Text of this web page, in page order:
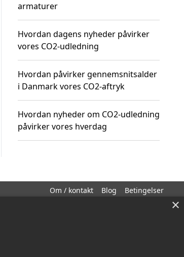
armaturer
Hvordan dagens nyheder påvirker
vores CO2-udledning
Hvordan påvirker gennemsnitsalder
i Danmark vores CO2-aftryk
Hvordan nyheder om CO2-udledning
påvirker vores hverdag
Om / kontakt Blog Betingelser
×